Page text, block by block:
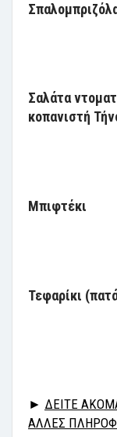
Σαλάτα
κοπανιστή
Μπιφτέκι
Τεφαρίκι
► ΔΕΙΤΕ
ΑΛΛΕΣ